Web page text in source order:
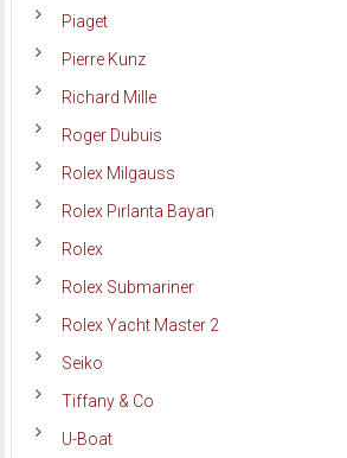
Piaget
Pierre Kunz
Richard Mille
Roger Dubuis
Rolex Milgauss
Rolex Pırlanta Bayan
Rolex
Rolex Submariner
Rolex Yacht Master 2
Seiko
Tiffany & Co
U-Boat